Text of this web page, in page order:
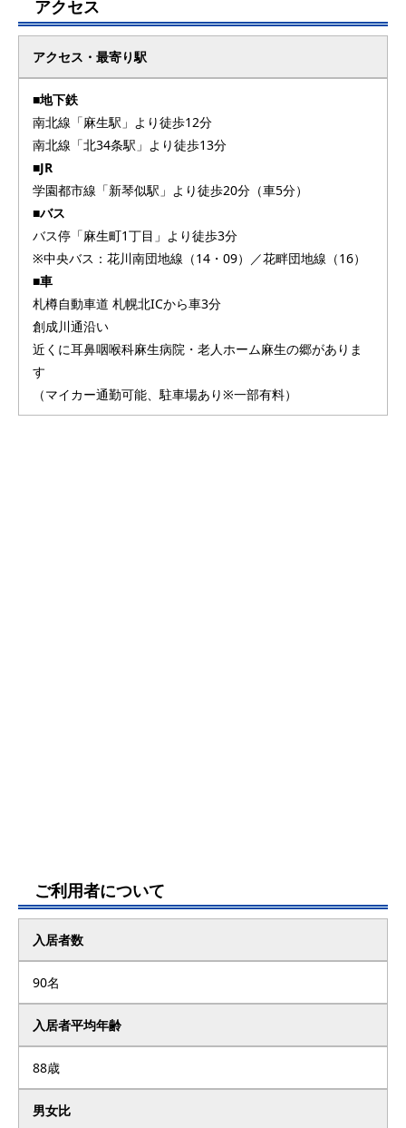
アクセス
アクセス・最寄り駅
■地下鉄
南北線「麻生駅」より徒歩12分
南北線「北34条駅」より徒歩13分
■JR
学園都市線「新琴似駅」より徒歩20分（車5分）
■バス
バス停「麻生町1丁目」より徒歩3分
※中央バス：花川南団地線（14・09）／花畔団地線（16）
■車
札樽自動車道 札幌北ICから車3分
創成川通沿い
近くに耳鼻咽喉科麻生病院・老人ホーム麻生の郷がありま
す
（マイカー通勤可能、駐車場あり※一部有料）
ご利用者について
入居者数
90名
入居者平均年齢
88歳
男女比